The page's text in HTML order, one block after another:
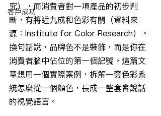
客戶成功
究），而消費者對一項產品的初步判
斷，有將近九成和色彩有關（資料來
源：Institute for Color Research）。
換句話說，品牌色不是裝飾，而是你在
消費者腦中佔位的第一個記號。這篇文
章想用一個實際案例，拆解一套色彩系
統怎麼從一個顏色，長成一整套會說話
的視覺語言。